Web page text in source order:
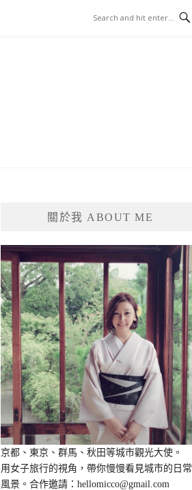
關於我 ABOUT ME
京都、東京、群馬、秋田等城市觀光大使。
用女子旅行的視角，帶你慢慢看見城市的日常
風景。合作邀請：hellomicco@gmail.com